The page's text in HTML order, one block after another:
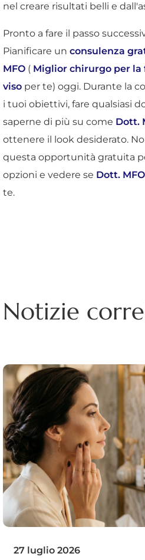
nel creare risultati belli e
Pronto a fare il passo
Pianificare un consulenza
MFO ( Miglior chirurgo per
viso per te) oggi. Durante la
i tuoi obiettivi, fare qualsiasi
saperne di più su come Dott.
ottenere il look desiderato.
questa opportunità gratuita
opzioni e vedere se Dott. MFO
te.
Notizie
27 luglio 2026